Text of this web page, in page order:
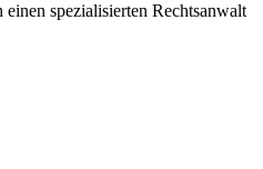
spezialisierten Rechtsanwalt